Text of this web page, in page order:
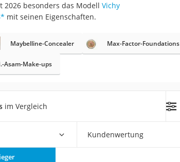
Zahnbürste
besonders das Modell Vichy
* mit seinen Eigenschaften.
Maybelline-Concealer Max-Factor-Foundations
Asam-Make-ups
im Vergleich
Kundenwertung